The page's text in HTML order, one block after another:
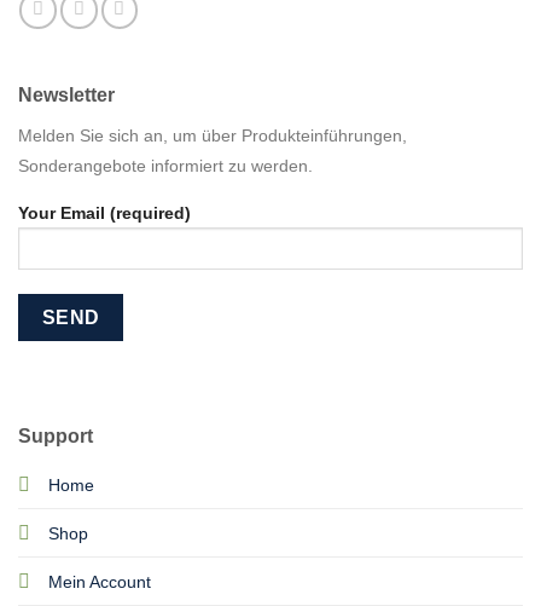
Support
Home
Shop
Mein Account
Newsletter
Melden Sie sich an, um über Produkteinführungen,
Sonderangebote informiert zu werden.
Your Email (required)